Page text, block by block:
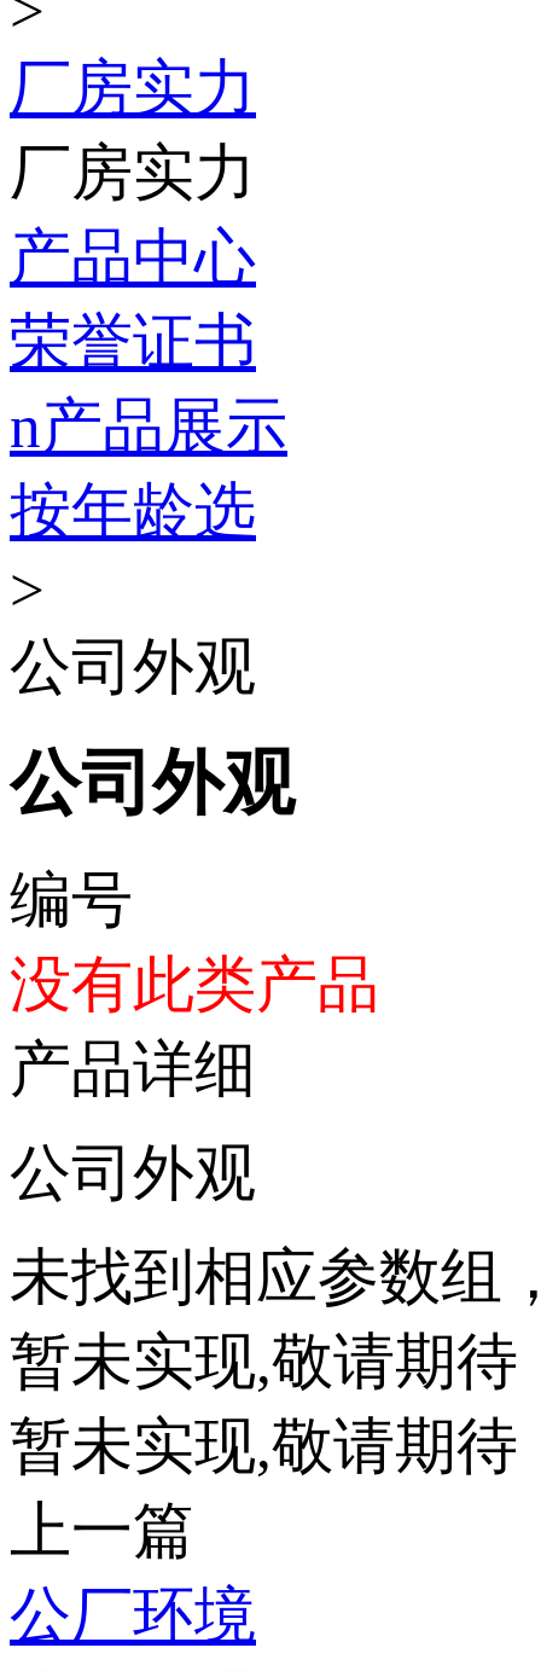
厂房实力
厂房实力
产品中心
荣誉证书
n产品展示
按年龄选
>
公司外观
公司外观
编号
没有此类产品
产品详细
公司外观
未找到相应参数组
暂未实现,敬请期待
暂未实现,敬请期待
上一篇
公厂环境